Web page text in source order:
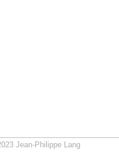
Jean-Philippe Lang